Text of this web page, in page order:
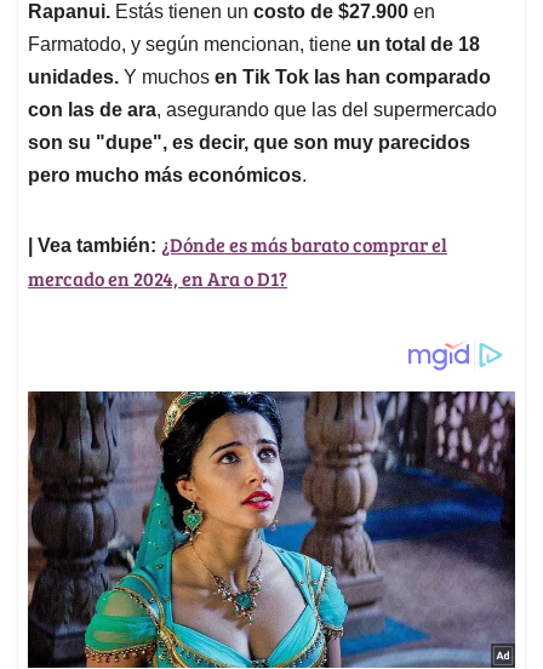
Rapanui. Estás tienen un costo de $27.900 en
Farmatodo, y según mencionan, tiene un total de 18
unidades. Y muchos en Tik Tok las han comparado
con las de ara, asegurando que las del supermercado
son su "dupe", es decir, que son muy parecidos
pero mucho más económicos.
| Vea también: ¿Dónde es más barato comprar el
mercado en 2024, en Ara o D1?